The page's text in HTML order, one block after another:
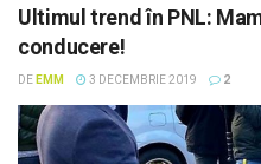
Ultimul trend în PNL:
conducere!
DE EMM 3 DECEMBRIE 2019 2